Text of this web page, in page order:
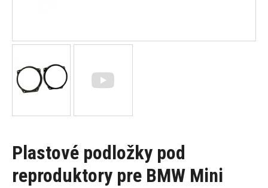
Plastové podložky pod
reproduktory pre BMW Mini